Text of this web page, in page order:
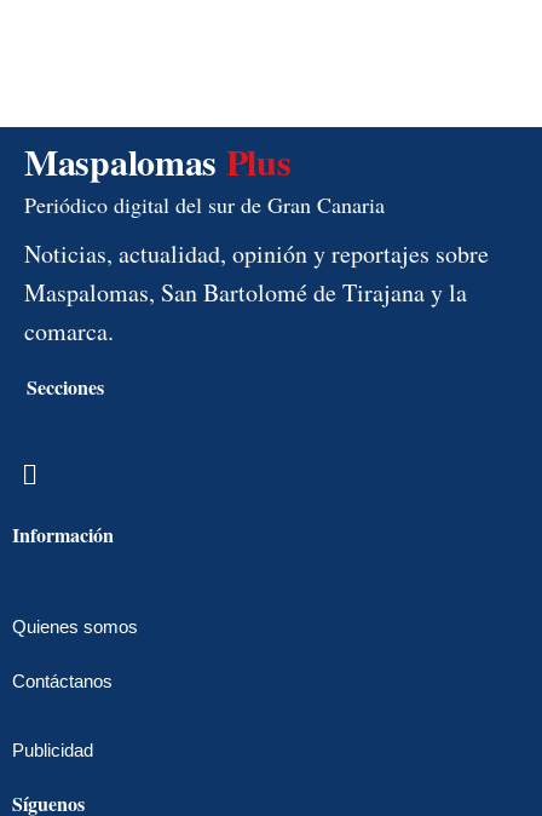
Maspalomas Plus
Periódico digital del sur de Gran Canaria
Noticias, actualidad, opinión y reportajes sobre
Maspalomas, San Bartolomé de Tirajana y la
comarca.
Secciones
Menú
Información
Quienes somos
Contáctanos
Publicidad
Síguenos